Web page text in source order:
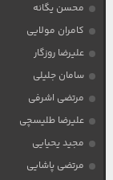
محسن یگانه
کامران مولایی
علیرضا روزگار
سامان جلیلی
مرتضی اشرفی
علیرضا طلیسچی
مجید یحیایی
مرتضی پاشایی